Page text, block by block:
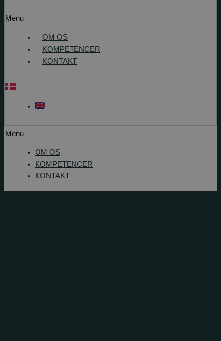
Menu
OM OS
KOMPETENCER
KONTAKT
Menu
OM OS
KOMPETENCER
KONTAKT